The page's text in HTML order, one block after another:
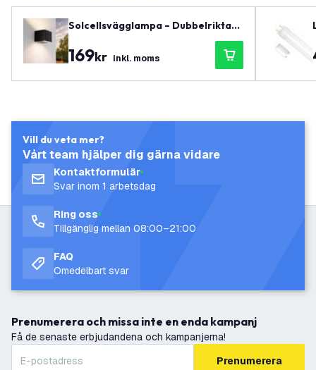
Solcellsvägglampa – Dubbelriktat l
169kr inkl. moms
Vill du veta mer?
Vårt team hjälper dig gärna vidare
Kontaktformulär
Svar inom 1 arbetsdag
Ring oss
Tillgänglig mellan 08:00–21:00
FAQ
Omedelbart svar
Prenumerera och missa inte en enda kampanj
Få de senaste erbjudandena och kampanjerna!
Prenumerera